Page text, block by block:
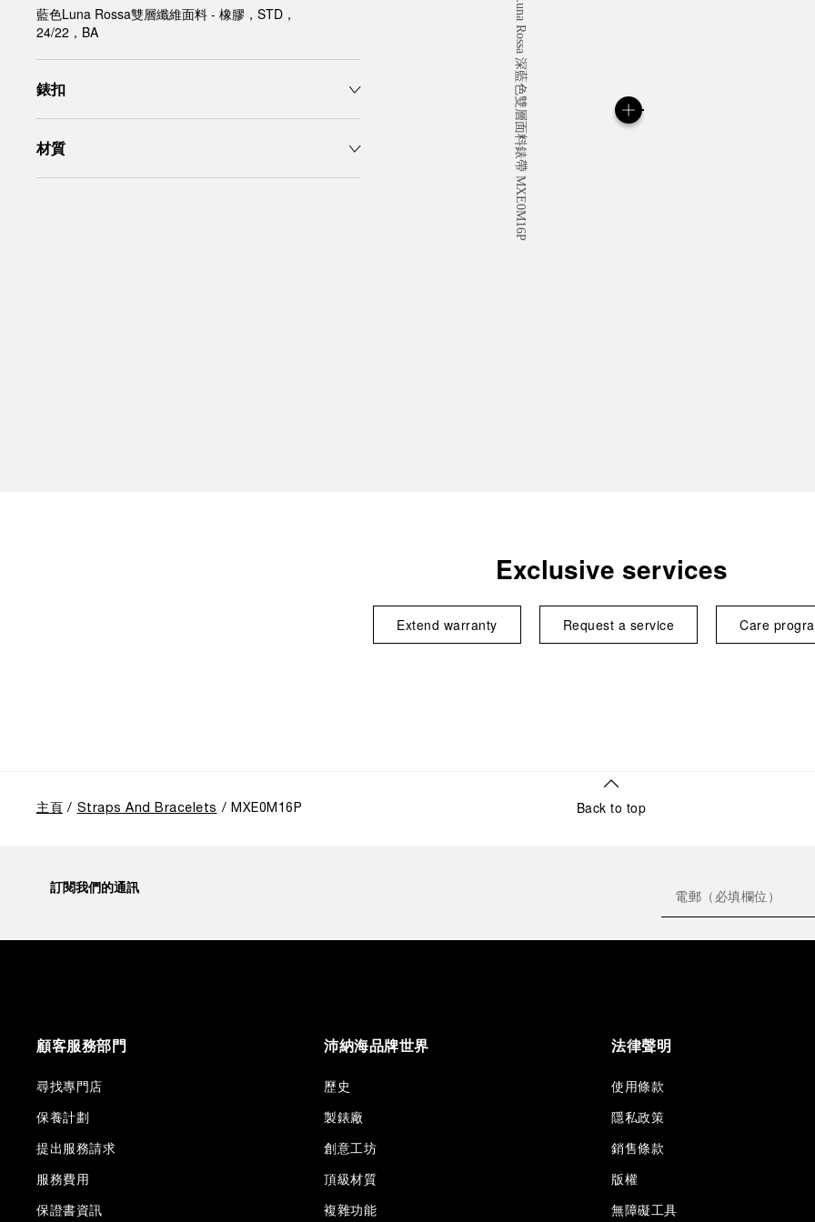
藍色Luna Rossa雙層纖維面料 - 橡膠，STD，
24/22，BA
錶扣
材質
Exclusive services
Extend warranty Request a service Care
主頁 Straps And Bracelets MXE0M16P Back to top
訂閱我們的通訊
顧客服務部門
尋找專門店
保養計劃
提出服務請求
服務費用
保證書資訊
沛納海品牌世界
歷史
製錶廠
創意工坊
頂級材質
複雜功能
法律聲明
使用條款
隱私政策
銷售條款
版權
無障礙工具